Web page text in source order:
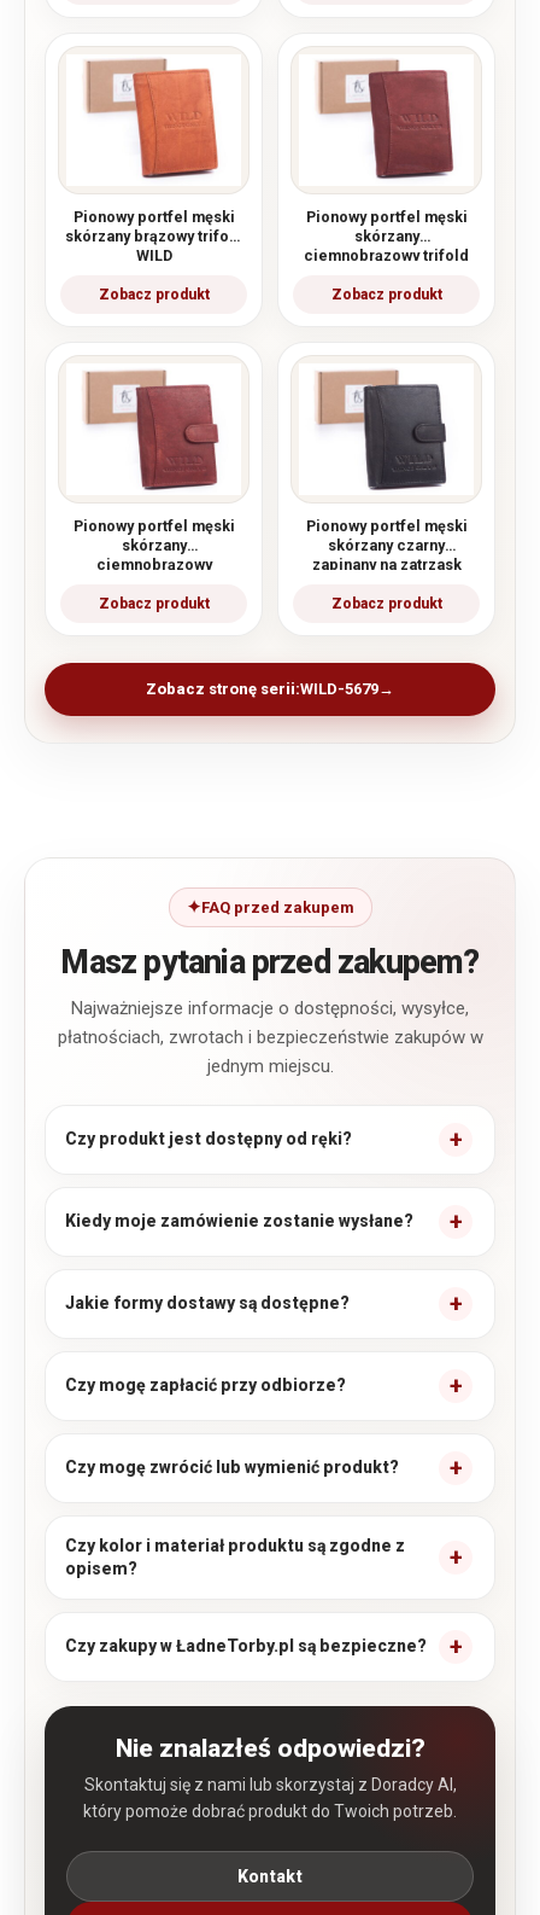
Pionowy portfel męski
skórzany brązowy trifold
WILD
Pionowy portfel męski
skórzany
ciemnobrązowy trifold
Pionowy portfel męski
skórzany
ciemnobrązowy
WILD
Pionowy portfel męski
skórzany czarny
zapinany na zatrzask
Zobacz stronę serii:WILD-5679
FAQ przed zakupem
Masz pytania przed zakupem?
Najważniejsze informacje o dostępności, wysyłce,
płatnościach, zwrotach i bezpieczeństwie zakupów w
jednym miejscu.
Czy produkt jest dostępny od ręki?
Kiedy moje zamówienie zostanie wysłane?
Jakie formy dostawy są dostępne?
Czy mogę zapłacić przy odbiorze?
Czy mogę zwrócić lub wymienić produkt?
Czy kolor i materiał produktu są zgodne z
opisem?
Czy zakupy w ŁadneTorby.pl są bezpieczne?
Nie znalazłeś odpowiedzi?
Skontaktuj się z nami lub skorzystaj z Doradcy AI,
który pomoże dobrać produkt do Twoich potrzeb.
Kontakt